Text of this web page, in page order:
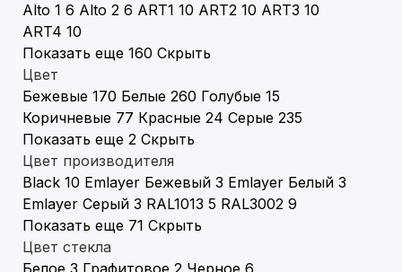
Alto 1 6 Alto 2 6 ART1 10 ART2 10 ART3 10
ART4 10
Показать еще 160 Скрыть
Цвет
Бежевые 170 Белые 260 Голубые 15
Коричневые 77 Красные 24 Серые 235
Показать еще 2 Скрыть
Цвет производителя
Black 10 Emlayer Бежевый 3 Emlayer Белый 3
Emlayer Серый 3 RAL1013 5 RAL3002 9
Показать еще 71 Скрыть
Цвет стекла
Белое 3 Графитовое 2 Черное 6